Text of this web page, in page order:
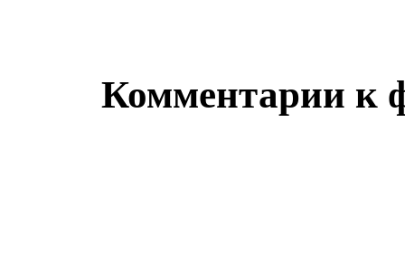
Комментарии к